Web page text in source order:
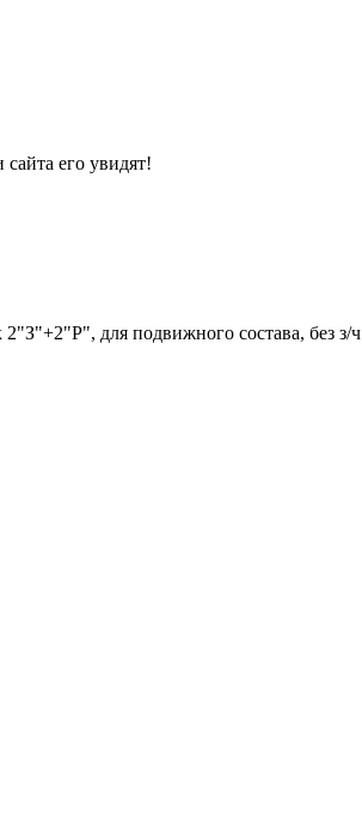
его увидят!
для подвижного состава, без з/ч